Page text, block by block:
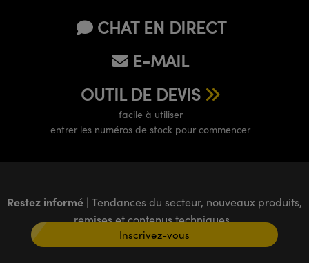
CHAT EN DIRECT
E-MAIL
OUTIL DE DEVIS
facile à utiliser
entrer les numéros de stock pour commencer
Restez informé | Tendances du secteur, nouveaux produits,
remises et contenus techniques
Inscrivez-vous